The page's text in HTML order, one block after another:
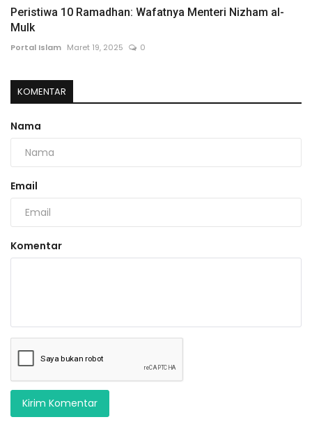
Peristiwa 10 Ramadhan: Wafatnya Menteri Nizham al-
Mulk
Portal Islam Maret 19, 2025 0
KOMENTAR
Nama
Email
Komentar
Kirim Komentar